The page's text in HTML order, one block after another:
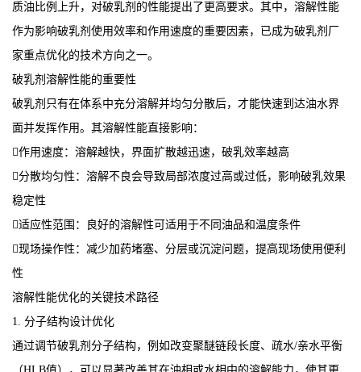
质油比例上升，对破乳剂的性能提出了更高要求。其中，溶解性能
作为影响破乳剂使用效率和作用速度的重要因素，已成为破乳剂厂
家重点优化的技术方向之一。
破乳剂溶解性能的重要性
破乳剂只有在体系中充分溶解并均匀分散后，才能快速到达油水界
面并发挥作用。其溶解性能直接影响：
作用速度：溶解越快，界面扩散越迅速，破乳效率越高
分散均匀性：溶解不良会导致局部浓度过高或过低，影响破乳效果
稳定性
适应性范围：良好的溶解性可适用于不同油品和温度条件
现场操作性：减少加药堵塞、分层或沉淀问题，提高现场使用便利
性
溶解性能优化的关键技术路径
1. 分子结构设计优化
通过调节破乳剂分子结构，例如改变聚醚链段长度、疏水/亲水平衡